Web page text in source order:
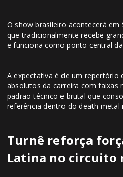
O show brasileiro acontecerá em
que tradicionalmente recebe
e funciona como ponto central
A expectativa é de um repertório
absolutos da carreira com faixas
padrão técnico e brutal que
referência dentro do death metal
Turnê reforça
Latina no circuito